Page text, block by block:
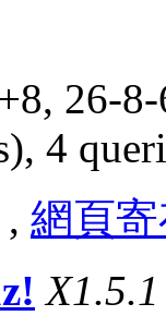
26-
4
, 網頁
X1.5.1